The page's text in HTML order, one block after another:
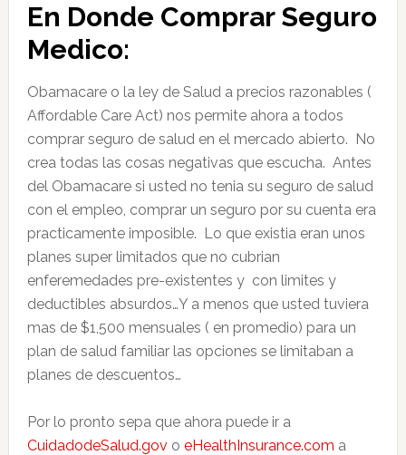
En Donde Comprar Seguro
Medico:
Obamacare o la ley de Salud a precios razonables (
Affordable Care Act) nos permite ahora a todos
comprar seguro de salud en el mercado abierto. No
crea todas las cosas negativas que escucha. Antes
del Obamacare si usted no tenia su seguro de salud
con el empleo, comprar un seguro por su cuenta era
practicamente imposible. Lo que existia eran unos
planes super limitados que no cubrian
enferemedades pre-existentes y con limites y
deductibles absurdos…Y a menos que usted tuviera
mas de $1,500 mensuales ( en promedio) para un
plan de salud familiar las opciones se limitaban a
planes de descuentos…
Por lo pronto sepa que ahora puede ir a
CuidadodeSalud.gov o eHealthInsurance.com a